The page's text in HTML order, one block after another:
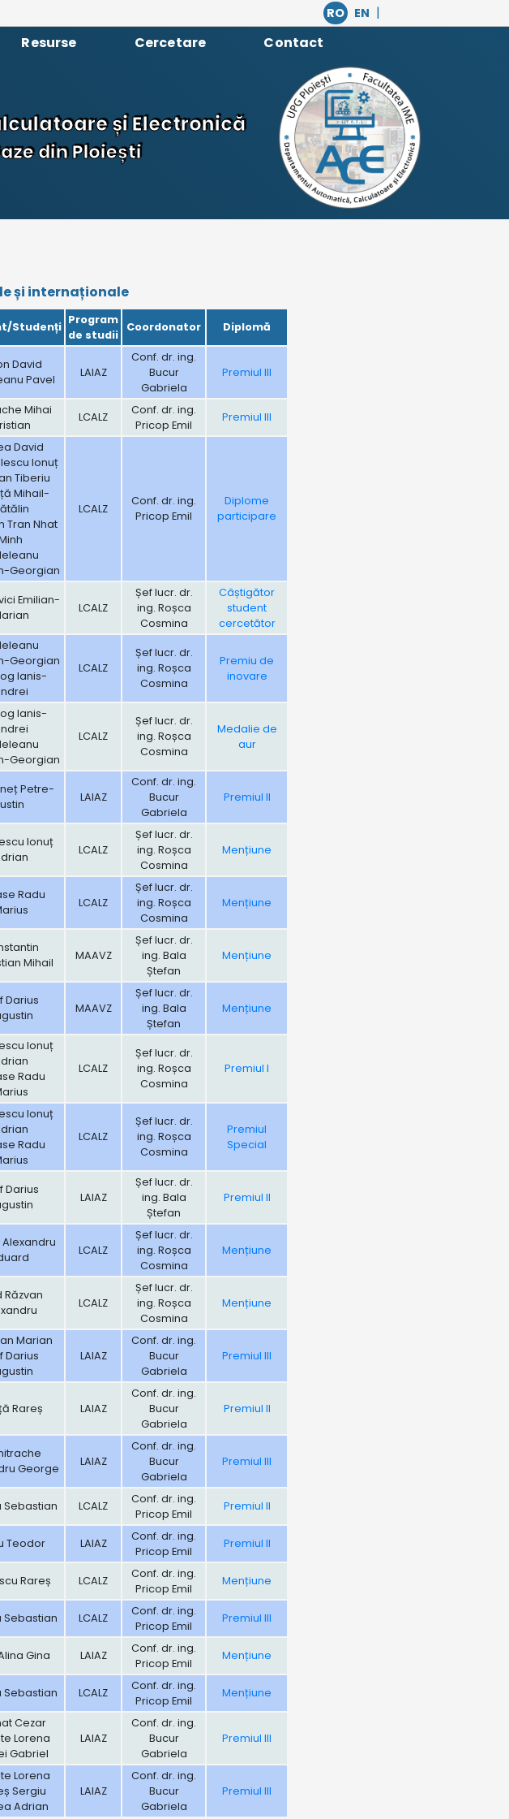
RO EN |
Resurse Cercetare Contact
și Electronică
din Ploiești
și internaționale
Studenți
Program
de studii
Coordonator Diplomă
David
Pavel
LAIAZ
Conf. dr. ing.
Bucur
Gabriela
Premiul III
Mihai
LCALZ
Conf. dr. ing.
Pricop Emil
Premiul III
David
Ionuț
Tiberiu
Mihail-
Tran Nhat
Georgian
LCALZ
Conf. dr. ing.
Pricop Emil
Diplome
participare
Emilian-
LCALZ
Șef lucr. dr.
ing. Roșca
Cosmina
Câștigător
student
cercetător
Georgian
Ianis-
LCALZ
Șef lucr. dr.
ing. Roșca
Cosmina
Premiu de
inovare
Ianis-
Georgian
LCALZ
Șef lucr. dr.
ing. Roșca
Cosmina
Medalie de
aur
Petre-
LAIAZ
Conf. dr. ing.
Bucur
Gabriela
Premiul II
Ionuț
LCALZ
Șef lucr. dr.
ing. Roșca
Cosmina
Mențiune
Radu
LCALZ
Șef lucr. dr.
ing. Roșca
Cosmina
Mențiune
Mihail
MAAVZ
Șef lucr. dr.
ing. Bala
Ștefan
Mențiune
Darius
MAAVZ
Șef lucr. dr.
ing. Bala
Ștefan
Mențiune
Ionuț
Radu
LCALZ
Șef lucr. dr.
ing. Roșca
Cosmina
Premiul I
Ionuț
Radu
LCALZ
Șef lucr. dr.
ing. Roșca
Cosmina
Premiul
Special
Darius
LAIAZ
Șef lucr. dr.
ing. Bala
Ștefan
Premiul II
LCALZ
Șef lucr. dr.
ing. Roșca
Cosmina
Mențiune
Răzvan
LCALZ
Șef lucr. dr.
ing. Roșca
Cosmina
Mențiune
Marian
Darius
LAIAZ
Conf. dr. ing.
Bucur
Gabriela
Premiul III
Rareș LAIAZ
Conf. dr. ing.
Bucur
Gabriela
Premiul II
George
LAIAZ
Conf. dr. ing.
Bucur
Gabriela
Premiul III
Sebastian LCALZ
Conf. dr. ing.
Pricop Emil
Premiul II
Teodor LAIAZ
Conf. dr. ing.
Pricop Emil
Premiul II
Rareș LCALZ
Conf. dr. ing.
Pricop Emil
Mențiune
Sebastian LCALZ
Conf. dr. ing.
Pricop Emil
Premiul III
Gina LAIAZ
Conf. dr. ing.
Pricop Emil
Mențiune
Sebastian LCALZ
Conf. dr. ing.
Pricop Emil
Mențiune
Cezar
Lorena
Gabriel
LAIAZ
Conf. dr. ing.
Bucur
Gabriela
Premiul III
Lorena
Sergiu
Adrian
LAIAZ
Conf. dr. ing.
Bucur
Gabriela
Premiul III